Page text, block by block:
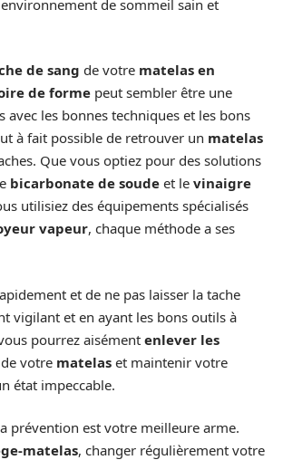
de sommeil sain et
de sang de votre matelas en
de forme peut sembler être une
avec les bonnes techniques et les bons
à fait possible de retrouver un matelas
Que vous optiez pour des solutions
bicarbonate de soude et le vinaigre
utilisiez des équipements spécialisés
vapeur, chaque méthode a ses
et de ne pas laisser la tache
vigilant et en ayant les bons outils à
pourrez aisément enlever les
de votre matelas et maintenir votre
état impeccable.
prévention est votre meilleure arme.
matelas, changer régulièrement votre